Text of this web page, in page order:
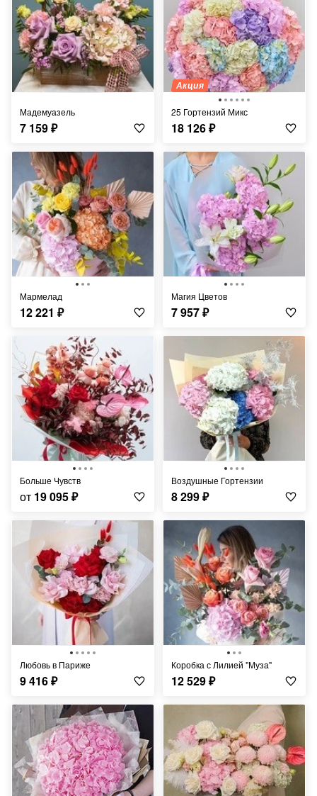
Мадемуазель
7 159₽
Акция
25 Гортензий Микс
18 126₽
Мармелад
12 221 ₽
Магия Цветов
7 957₽
Больше Чувств
от 19 095₽
Воздушные Гортензии
8 299₽
Любовь в Париже
9 416₽
Коробка с Лилией "Муза"
12 529₽